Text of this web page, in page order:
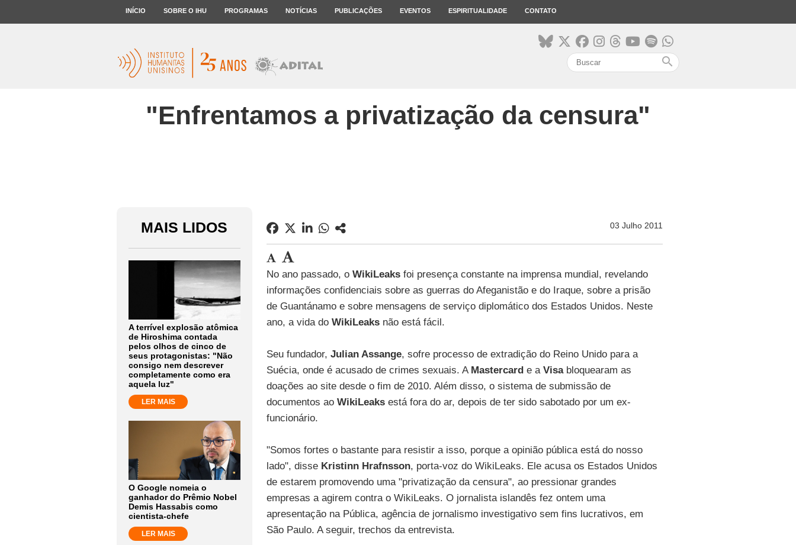
INÍCIO SOBRE O IHU PROGRAMAS NOTÍCIAS PUBLICAÇÕES EVENTOS ESPIRITUALIDADE CONTATO
search
"Enfrentamos a privatização da censura"
MAIS LIDOS
A terrível explosão atômica
de Hiroshima contada
pelos olhos de cinco de
seus protagonistas: "Não
consigo nem descrever
completamente como era
aquela luz"
LER MAIS
O Google nomeia o
ganhador do Prêmio Nobel
Demis Hassabis como
cientista-chefe
LER MAIS
03 Julho 2011
No ano passado, o WikiLeaks foi presença constante na imprensa mundial, revelando
informações confidenciais sobre as guerras do Afeganistão e do Iraque, sobre a prisão
de Guantánamo e sobre mensagens de serviço diplomático dos Estados Unidos. Neste
ano, a vida do WikiLeaks não está fácil.
Seu fundador, Julian Assange, sofre processo de extradição do Reino Unido para a
Suécia, onde é acusado de crimes sexuais. A Mastercard e a Visa bloquearam as
doações ao site desde o fim de 2010. Além disso, o sistema de submissão de
documentos ao WikiLeaks está fora do ar, depois de ter sido sabotado por um ex-
funcionário.
"Somos fortes o bastante para resistir a isso, porque a opinião pública está do nosso
lado", disse Kristinn Hrafnsson, porta-voz do WikiLeaks. Ele acusa os Estados Unidos
de estarem promovendo uma "privatização da censura", ao pressionar grandes
empresas a agirem contra o WikiLeaks. O jornalista islandês fez ontem uma
apresentação na Pública, agência de jornalismo investigativo sem fins lucrativos, em
São Paulo. A seguir, trechos da entrevista.